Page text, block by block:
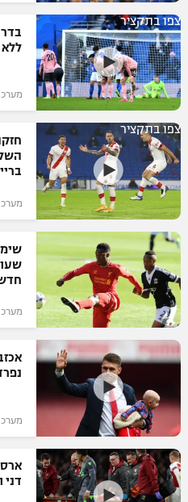
רשיון להקרנה פומבית לבית
הצטרפות לחבילת הערוצים
לוח דרושים – ג'ובנט
תגיות
המגזין
צפו בתקציר
ללא
מערכת
צפו בתקציר
מערכת
מערכת
מערכת
דני